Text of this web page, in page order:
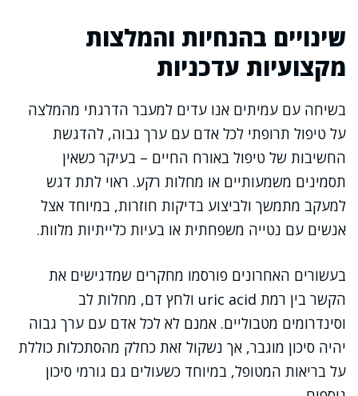
שינויים בהנחיות והמלצות
מקצועיות עדכניות
בשיחה עם עמיתים אנו עדים למעבר הדרגתי מהמלצה
על טיפול תרופתי לכל אדם עם ערך גבוה, להדגשת
החשיבות של טיפול באורח החיים – בעיקר כשאין
תסמינים משמעותיים או מחלות רקע. ראוי לתת דגש
למעקב מתמשך ולביצוע בדיקות חוזרות, במיוחד אצל
אנשים עם נטייה משפחתית או בעיות כלייתיות מלוות.
בעשורים האחרונים פורסמו מחקרים שמדגישים את
הקשר בין רמת uric acid ולחץ דם, מחלות לב
וסינדרומים מטבוליים. אמנם לא לכל אדם עם ערך גבוה
יהיה סיכון מוגבר, אך נשקול זאת כחלק מהסתכלות כוללת
על בריאות המטופל, במיוחד כשעולים גם גורמי סיכון